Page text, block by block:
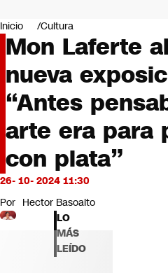
Negocios
Deportes
Programas completos
Cultura
Servicios
Bits
CNN tiempo
Opinión
Inicio Cultura
Mon Laferte
nueva
“Antes
arte era para
con plata”
26- 10- 2024 11:30
Por Hector Basoalto
LO
MÁS
LEÍDO